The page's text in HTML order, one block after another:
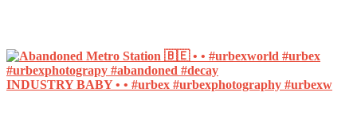
INDUSTRY BABY • • #urbex #urbexphotography #urbexw